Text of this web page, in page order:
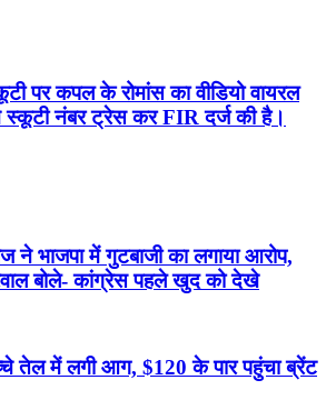
पर कपल के रोमांस का वीडियो वायरल
स्कूटी नंबर ट्रेस कर FIR दर्ज की है।
ने भाजपा में गुटबाजी का लगाया आरोप,
बोले- कांग्रेस पहले खुद को देखे
तेल में लगी आग, $120 के पार पहुंचा ब्रेंट